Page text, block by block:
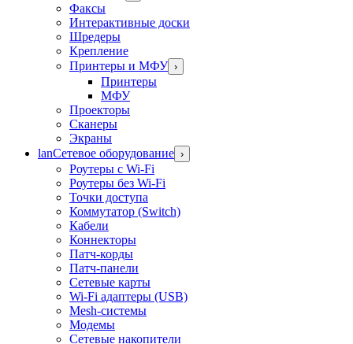
Факсы
Интерактивные доски
Шредеры
Крепление
Принтеры и МФУ ›
Принтеры
МФУ
Проекторы
Сканеры
Экраны
lanСетевое оборудование ›
Роутеры с Wi-Fi
Роутеры без Wi-Fi
Точки доступа
Коммутатор (Switch)
Кабели
Коннекторы
Патч-корды
Патч-панели
Сетевые карты
Wi-Fi адаптеры (USB)
Mesh-системы
Модемы
Сетевые накопители